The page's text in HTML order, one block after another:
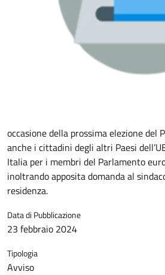
occasione della prossima elezione del
anche i cittadini degli altri Paesi
Italia per i membri del Parlamento
inoltrando apposita domanda al
residenza.
Data di Pubblicazione
23 febbraio 2024
Tipologia
Avviso